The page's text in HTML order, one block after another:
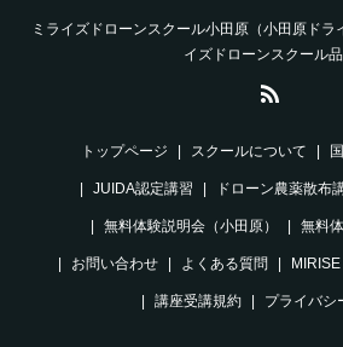
ミライズドローンスクール小田原（小田原ドラ
イズドローンスクール品
トップページ スクールについて
JUIDA認定講習 ドローン農薬散布
無料体験説明会（小田原） 無料
お問い合わせ よくある質問
講座受講規約 プライバシ